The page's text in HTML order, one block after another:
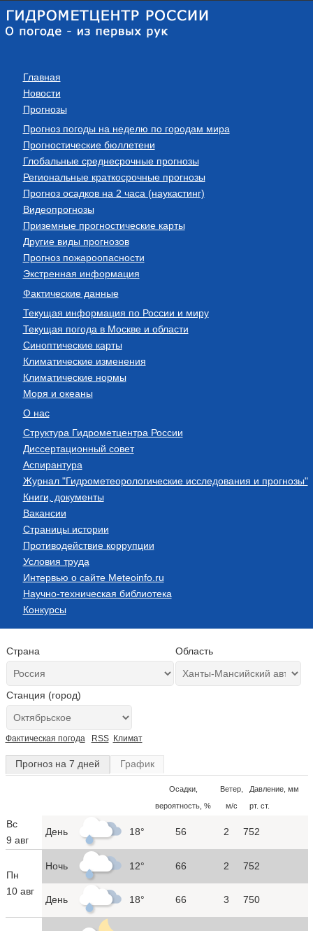
Главная
Новости
Прогнозы
Прогноз погоды на неделю по городам мира
Прогностические бюллетени
Глобальные среднесрочные прогнозы
Региональные краткосрочные прогнозы
Прогноз осадков на 2 часа (наукастинг)
Видеопрогнозы
Приземные прогностические карты
Другие виды прогнозов
Прогноз пожароопасности
Экстренная информация
Фактические данные
Текущая информация по России и миру
Текущая погода в Москве и области
Синоптические карты
Климатические изменения
Климатические нормы
Моря и океаны
О нас
Структура Гидрометцентра России
Диссертационный совет
Аспирантура
Журнал "Гидрометеорологические исследования и прогнозы"
Книги, документы
Вакансии
Страницы истории
Противодействие коррупции
Условия труда
Интервью о сайте Meteoinfo.ru
Научно-техническая библиотека
Конкурсы
Страна Область
Станция (город)
Фактическая погода RSS Климат
Прогноз на 7 дней График
Осадки,
вероятность, %
Ветер,
м/с
Давление, мм
рт. ст.
Вс
9 авг
День 18° 56 2 752
Пн
10 авг
Ночь 12° 66 2 752
День 18° 66 3 750